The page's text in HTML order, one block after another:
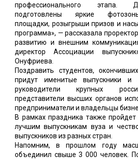
профессионального этапа.
подготовлены яркие
площадки, розыгрыши призов и
программа», — рассказала
развитию и внешним
директор Ассоциации
Онуфриева.
Поздравить студентов,
придут именитые выпускники и
руководители крупных
представители высших органов
предприниматели и владельцы
В рамках праздника также
лучшим выпускникам вуза и
выпускников из разных стран.
Напомним, в прошлом году
объединил свыше 3 000 человек.